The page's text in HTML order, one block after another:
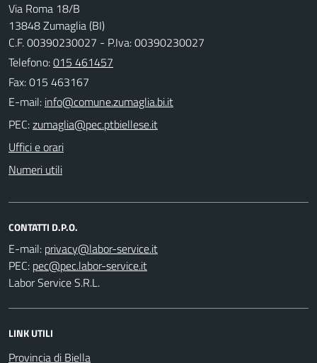
Via Roma 18/B
13848 Zumaglia (BI)
C.F. 00390230027 - P.Iva: 00390230027
Telefono:015 461457
Fax: 015 463167
E-mail:
PEC:
Uffici e orari
Numeri utili
CONTATTI D.P.O.
E-mail:
PEC:
Labor Service S.R.L.
LINK UTILI
Provincia di Biella